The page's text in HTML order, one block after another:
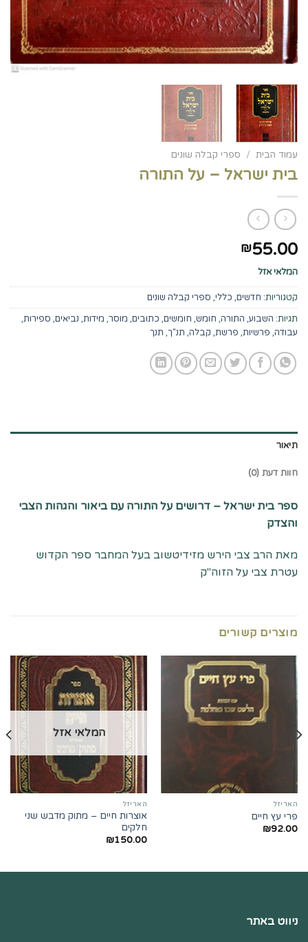
עמוד הבית / ספרי קבלה שונים
בית ישראל – על התורה
₪55.00
המלאי אזל
קטגוריות: חדשים, כללי, ספרי קבלה שונים
תגיות: השבוע, התורה, חומש, חומשים, כתובים, מוסר, מידות, נביאים, ספירות,
עבודה, פרשיות, פרשת, קבלה, תנ"ך, תנך
תיאור
חוות דעת (0)
ספר בית ישראל – דרושים על התורה עם ביאור והגהות הצבי
והצדק
מאת הרב צבי הירש מזידיטשוב בעל המחבר ספר הקדוש
עטרת צבי על הזוה"ק
מוצרים קשורים
האריזל
פרי עץ חיים
₪92.00
המלאי אזל
האריזל
אוצרות חיים – מתוק מדבש שני
חלקים
₪150.00
ניווט באתר